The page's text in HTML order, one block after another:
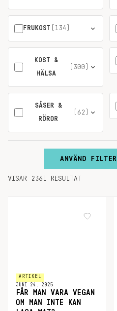
FRUKOST (134)
KOST &
HÄLSA
(300)
SÅSER &
RÖROR
(62)
ANVÄND FILTER
VISAR 2361 RESULTAT
ARTIKEL
JUNI 24, 2025
FÅR MAN VARA VEGAN
OM MAN INTE KAN